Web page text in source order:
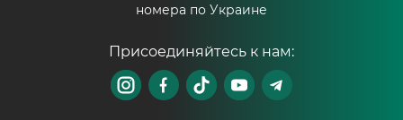
номера по Украине
Присоединяйтесь к нам: